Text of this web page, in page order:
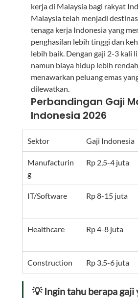
kerja di Malaysia bagi rakyat
Malaysia telah menjadi
tenaga kerja Indonesia yang
penghasilan lebih tinggi dan
lebih baik. Dengan gaji 2-3 kali
namun biaya hidup lebih
menawarkan peluang emas
dilewatkan.
Perbandingan Gaji
Indonesia 2026
Sektor Gaji Indonesia
Manufacturin
g
Rp 2,5-4 juta
IT/Software Rp 8-15 juta
Healthcare Rp 4-8 juta
Construction Rp 3,5-6 juta
💡 Ingin tahu berapa gaji